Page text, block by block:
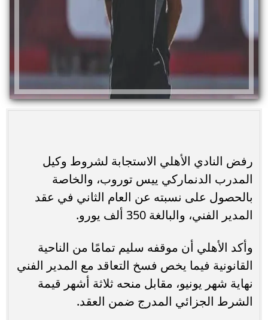
رفض النادي الأهلي الاستجابة لشروط وكيل
المدرب الدنماركي ييس توروب، والخاصة
بالحصول على نسبته عن العام الثاني في عقد
المدير الفني، والبالغة 350 ألف يورو.
وأكد الأهلي أن موقفه سليم تمامًا من الناحية
القانونية فيما يخص فسخ التعاقد مع المدير الفني
نهاية شهر يونيو، مقابل منحه ثلاثة أشهر قيمة
الشرط الجزائي المدرج ضمن العقد.